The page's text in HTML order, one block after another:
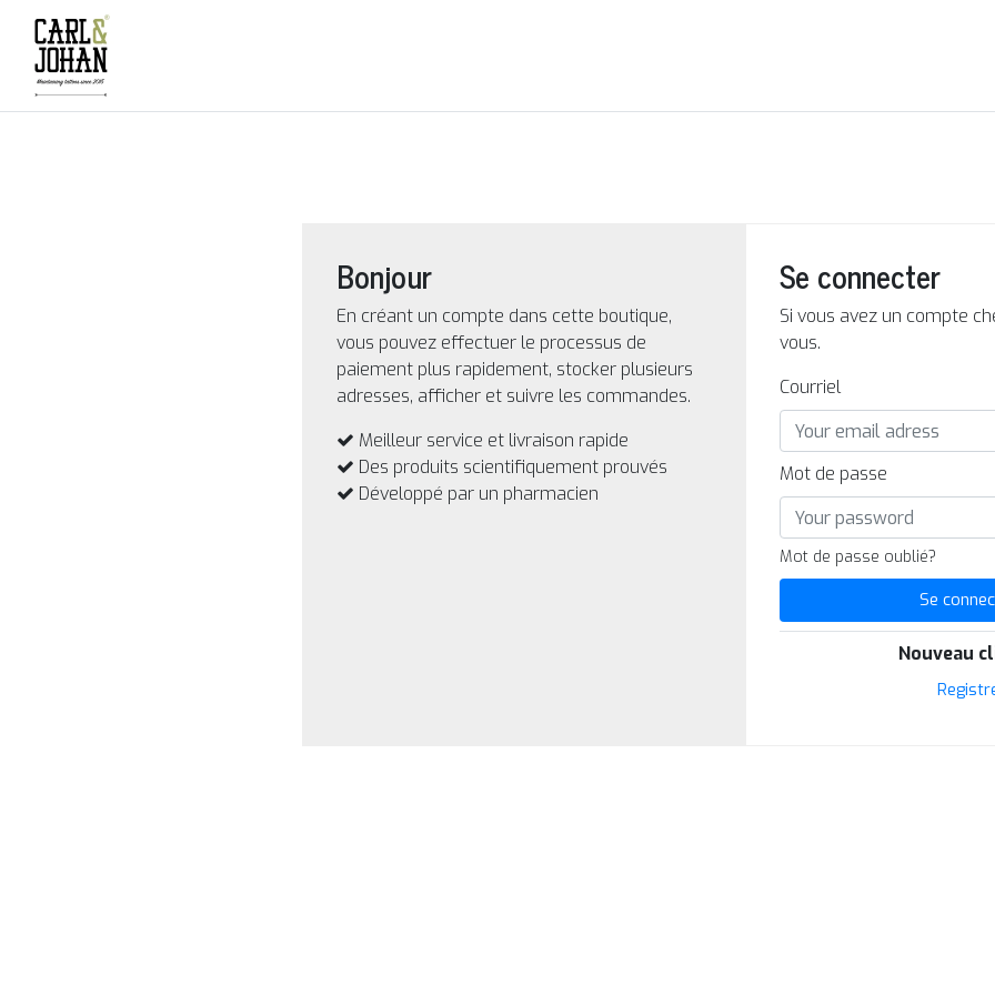
Bonjour
En créant un compte dans cette boutique,
vous pouvez effectuer le processus de
paiement plus rapidement, stocker plusieurs
adresses, afficher et suivre les commandes.
Meilleur service et livraison rapide
Des produits scientifiquement prouvés
Développé par un pharmacien
Se connecter
Si vous avez un compte
vous.
Courriel
Mot de passe
Mot de passe oublié?
Se
Nouveau